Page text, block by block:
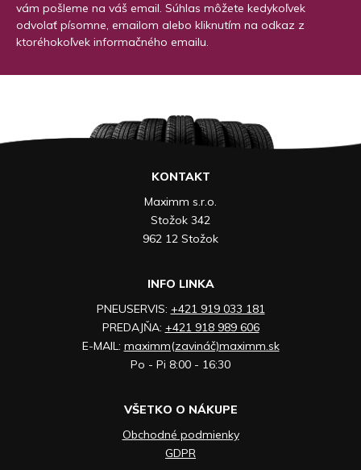
vám pošleme na váš email. Súhlas môžete kedykoľvek
odvolať písomne, emailom alebo kliknutím na odkaz z
ktoréhokoľvek informačného emailu.
KONTAKT
Maximm s.r.o.
Stožok 342
962 12 Stožok
INFO LINKA
PNEUSERVIS: +421 919 033 181
PREDAJŇA: +421 918 989 606
E-MAIL: maximm(zavináč)maximm.sk
Po - Pi 8:00 - 16:30
VŠETKO O NÁKUPE
Obchodné podmienky
GDPR